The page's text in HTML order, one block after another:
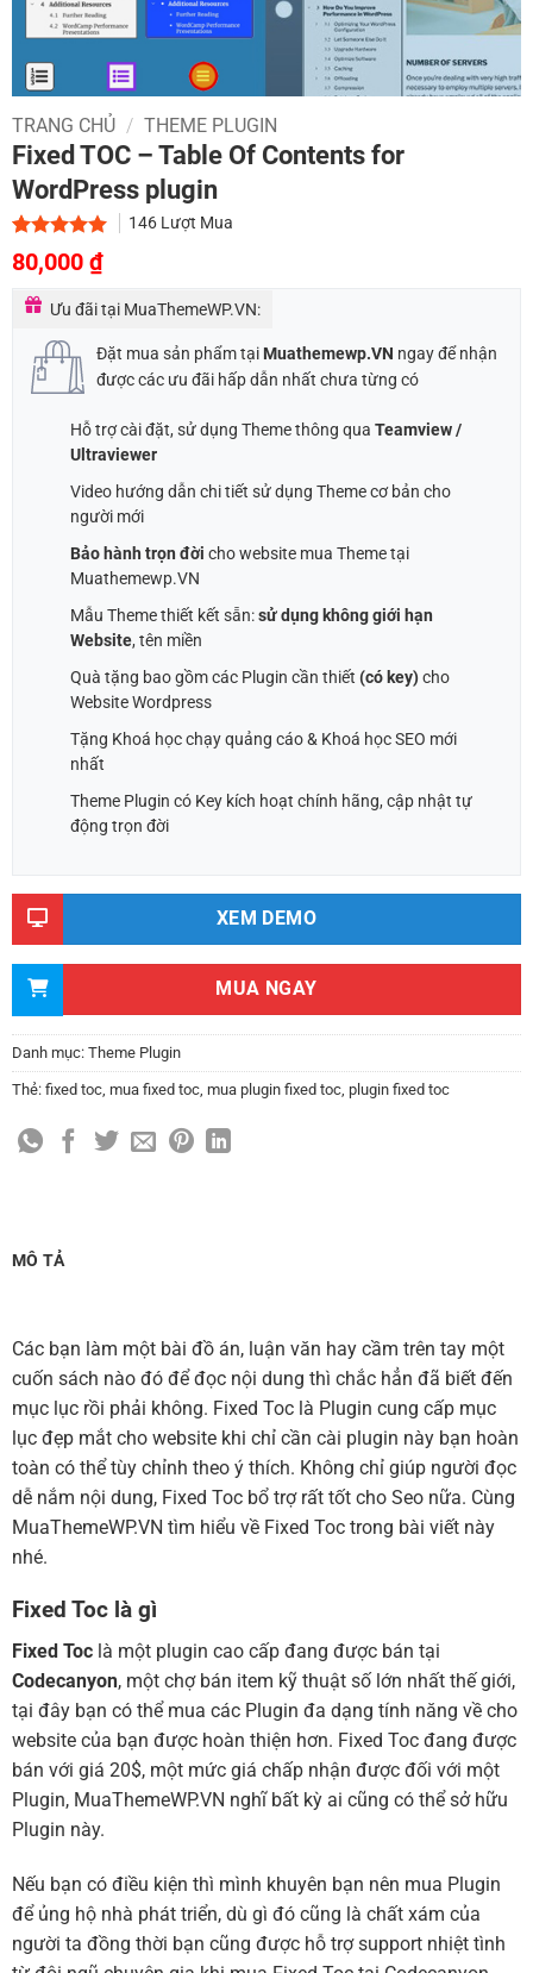
TRANG CHỦ / THEME PLUGIN
Fixed TOC – Table Of Contents for
WordPress plugin
5.00 trên 5
dựa trên
2
146Lượt Mua
Giá
gốc
là:
200,000 ₫.
80,000 ₫Giá
tại
là:
80,000 ₫.
Ưu đãi tại MuaThemeWP.VN:
Đặt mua sản phẩm tại Muathemewp.VN ngay để nhận
được các ưu đãi hấp dẫn nhất chưa từng có
Hỗ trợ cài đặt, sử dụng Theme thông qua Teamview /
Ultraviewer
Video hướng dẫn chi tiết sử dụng Theme cơ bản cho
người mới
Bảo hành trọn đời cho website mua Theme tại
Muathemewp.VN
Mẫu Theme thiết kết sẵn:sử dụng không giới hạn
Website, tên miền
Quà tặng bao gồm các Plugin cần thiết (có key)cho
Website Wordpress
Tặng Khoá học chạy quảng cáo & Khoá học SEO mới
nhất
Theme Plugin có Key kích hoạt chính hãng, cập nhật tự
động trọn đời
XEM DEMO
MUA NGAY
Danh mục: Theme Plugin
Thẻ: fixed toc mua fixed toc mua plugin fixed toc plugin fixed toc
MÔ TẢ
Các bạn làm một bài đồ án, luận văn hay cầm trên tay một
cuốn sách nào đó để đọc nội dung thì chắc hẳn đã biết đến
mục lục rồi phải không. Fixed Toc là Plugin cung cấp mục
lục đẹp mắt cho website khi chỉ cần cài plugin này bạn hoàn
toàn có thể tùy chỉnh theo ý thích. Không chỉ giúp người đọc
dễ nắm nội dung, Fixed Toc bổ trợ rất tốt cho Seo nữa. Cùng
MuaThemeWP.VN tìm hiểu về Fixed Toc trong bài viết này
nhé.
Fixed Toc là gì
Fixed Toc là một plugin cao cấp đang được bán tại
Codecanyon, một chợ bán item kỹ thuật số lớn nhất thế giới,
tại đây bạn có thể mua các Plugin đa dạng tính năng về cho
website của bạn được hoàn thiện hơn. Fixed Toc đang được
bán với giá 20$, một mức giá chấp nhận được đối với một
Plugin, MuaThemeWP.VN nghĩ bất kỳ ai cũng có thể sở hữu
Plugin này.
Nếu bạn có điều kiện thì mình khuyên bạn nên mua Plugin
để ủng hộ nhà phát triển, dù gì đó cũng là chất xám của
người ta đồng thời bạn cũng được hỗ trợ support nhiệt tình